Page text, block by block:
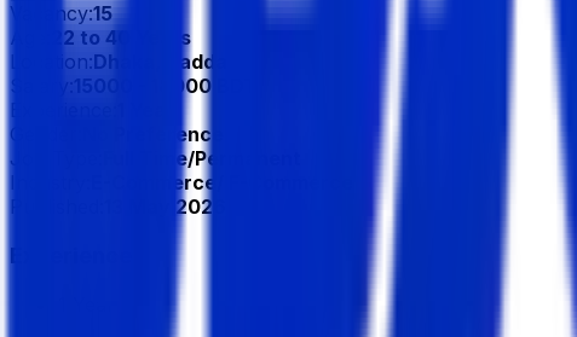
Vacancy:15
Age:
22 to 40 Years
Location:Dhaka, Badda
15000 - 18000 BDT
Gender:
No Preference
Job Type:
Full Time/Permanent
E-Commerce/ F-Commerce
13 May 2026
Experience